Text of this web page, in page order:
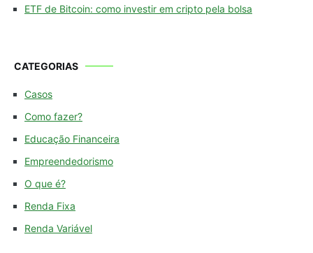
ETF de Bitcoin: como investir em cripto pela bolsa
CATEGORIAS
Casos
Como fazer?
Educação Financeira
Empreendedorismo
O que é?
Renda Fixa
Renda Variável